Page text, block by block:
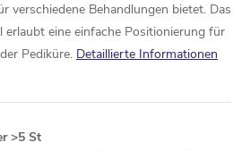
verschiedene Behandlungen bietet. Das
erlaubt eine einfache Positionierung für
der Pediküre. Detaillierte Informationen
>5 St